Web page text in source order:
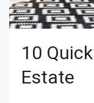
10
Estate